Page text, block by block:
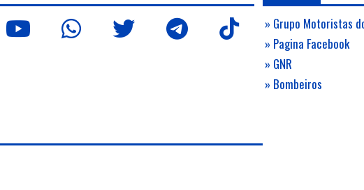
» Grupo Motoristas
» Pagina Facebook
» GNR
» Bombeiros